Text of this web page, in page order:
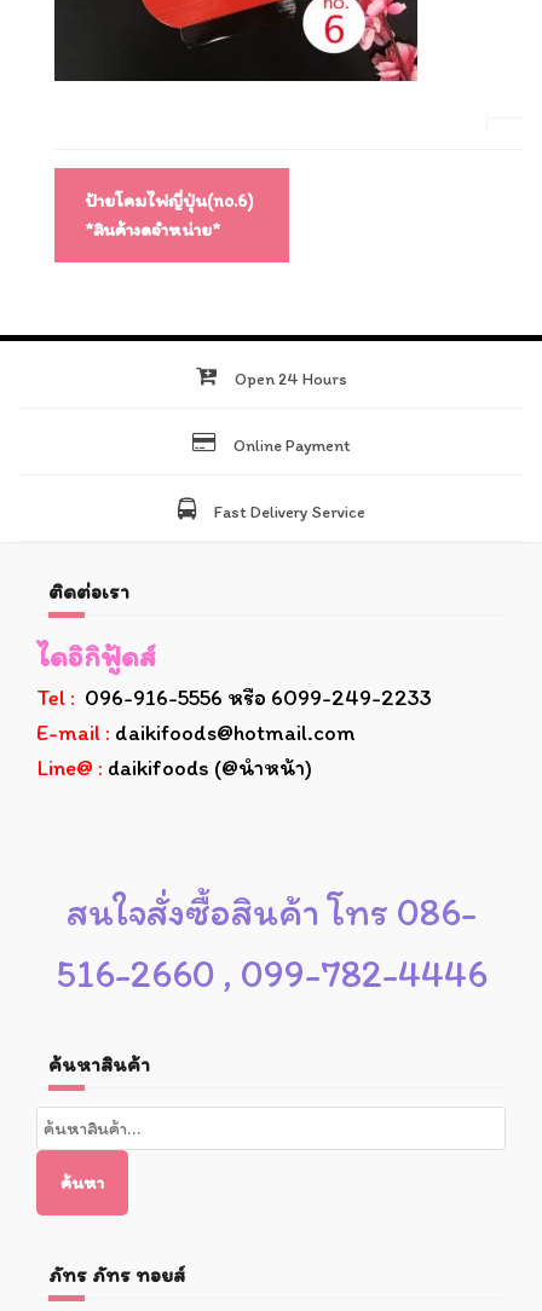
เรื่องป้ายโคมไฟญี่ปุ่น(no.6)
*สินค้างดจำหน่าย*
Open 24 Hours
Online Payment
Fast Delivery Service
ติดต่อเรา
ไดอิกิฟู้ดส์
Tel : 096-916-5556 หรือ 6099-249-2233
E-mail : daikifoods@hotmail.com
Line@ : daikifoods (@นำหน้า)
สนใจสั่งซื้อสินค้า โทร 086-
516-2660 , 099-782-4446
ค้นหาสินค้า
ค้นหา:
ค้นหา
ภัทร ภัทร ทอยส์